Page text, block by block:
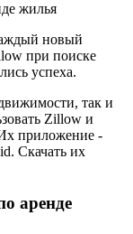
новый
при поиске
успеха.
так и
Zillow и
приложение -
Скачать их
аренде